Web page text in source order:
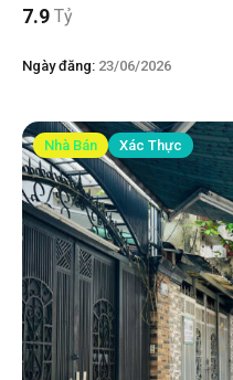
7.9 Tỷ
Ngày đăng: 23/06/2026
Nhà Bán Xác Thực